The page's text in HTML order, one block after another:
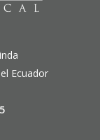
Ecuador